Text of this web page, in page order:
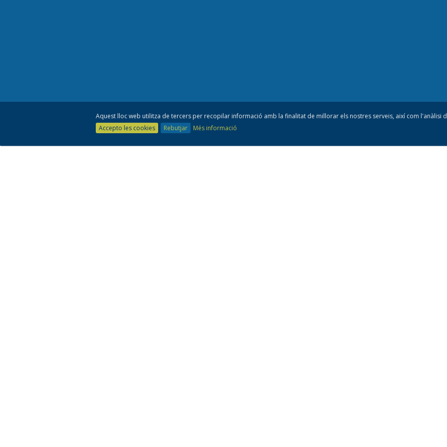
Aquest lloc web utilitza de tercers per recopilar informació amb la finalitat de millorar els nostres serveis, així com l'anàlisi
Accepto les cookies
Rebutjar Més informació